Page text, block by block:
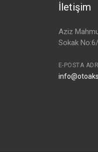
İletişim
Aziz
Sokak
E-POSTA